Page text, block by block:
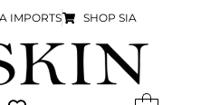
IMPORTS SHOP SIA